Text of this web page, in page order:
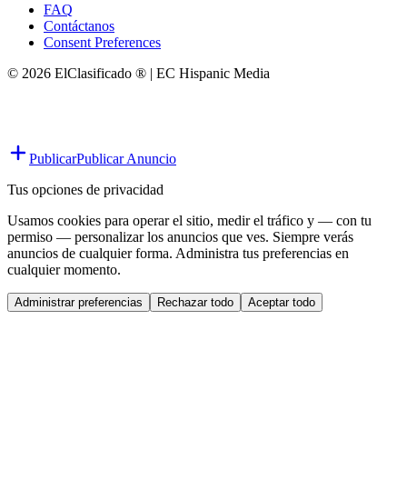
FAQ
Contáctanos
Consent Preferences
© 2026 ElClasificado ® | EC Hispanic Media
PublicarPublicar Anuncio
Tus opciones de privacidad
Usamos cookies para operar el sitio, medir el tráfico y — con tu
permiso — personalizar los anuncios que ves. Siempre verás
anuncios de cualquier forma. Administra tus preferencias en
cualquier momento.
Administrar preferencias Rechazar todo Aceptar todo